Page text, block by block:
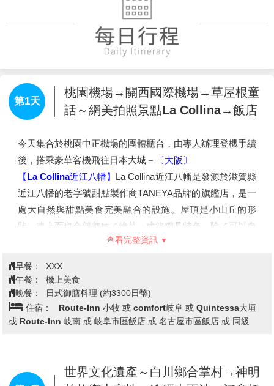
第1天
桃園機場→關西國際機場→草屋根童
話～網美拍照景點La Collina→飯店
【La Collina近江八幡】La Collina近江八幡是發源於滋賀縣